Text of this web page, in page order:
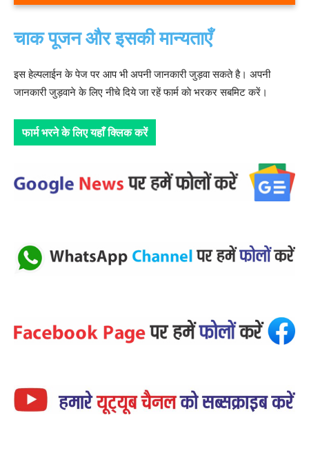
चाक पूजन और इसकी मान्यताएँ
इस हेल्पलाईन के पेज पर आप भी अपनी जानकारी जुड़वा सकते है। अपनी
जानकारी जुड़वाने के लिए नीचे दिये जा रहें फार्म काे भरकर सबमिट करें।
फार्म भरने के लिए यहाँ क्लिक करें